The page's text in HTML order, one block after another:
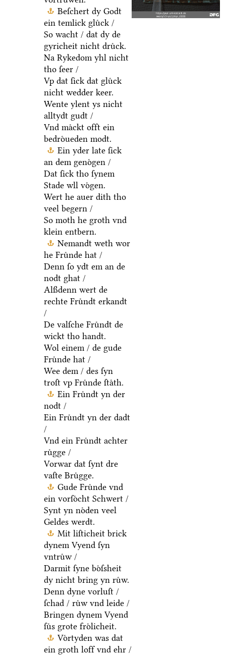
Beſchert dy Godt
ein temlick gluͤck /
So wacht / dat dy de
gyricheit nicht druͤck.
Na Rykedom yhl nicht
tho ſeer /
Vp dat ſick dat gluͤck
nicht wedder keer.
Wente ylent ys nicht
alltydt gudt /
Vnd maͤckt offt ein
bedroͤueden modt.
Ein yder late ſick
an dem genoͤgen /
Dat ſick tho ſynem
Stade wll voͤgen.
Wert he auer dith tho
veel begern /
So moth he groth vnd
klein entbern.
Nemandt weth wor
he Fruͤnde hat /
Denn ſo ydt em an de
nodt ghat /
Alßdenn wert de
rechte Fruͤndt erkandt
/
De valſche Fruͤndt de
wickt tho handt.
Wol einem / de gude
Fruͤnde hat /
Wee dem / des ſyn
troſt vp Fruͤnde ſtaͤth.
Ein Fruͤndt yn der
nodt /
Ein Fruͤndt yn der dadt
/
Vnd ein Fruͤndt achter
ruͤgge /
Vorwar dat ſynt dre
vaſte Bruͤgge.
Gude Fruͤnde vnd
ein vorſoͤcht Schwert /
Synt yn noͤden veel
Geldes werdt.
Mit liſticheit brick
dynem Vyend ſyn
vntruͤw /
Darmit ſyne boͤſsheit
dy nicht bring yn ruͤw.
Denn dyne vorluſt /
ſchad / ruͤw vnd leide /
Bringen dynem Vyend
ſuͤs grote froͤlicheit.
Voͤrtyden was dat
ein groth loff vnd ehr /